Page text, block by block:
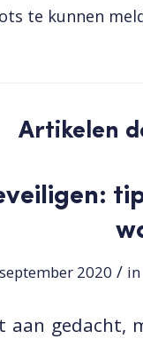
te kunnen
Artikelen
2020 / in
aan gedacht,